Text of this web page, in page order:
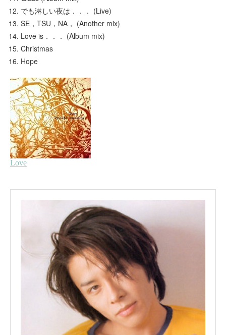
でも淋しい夜は．．． (Live)
SE，TSU，NA， (Another mix)
Love is．．． (Album mix)
Christmas
Hope